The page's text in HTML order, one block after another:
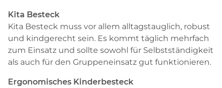
Kita Besteck
Kita Besteck muss vor allem alltagstauglich, robust
und kindgerecht sein. Es kommt täglich mehrfach
zum Einsatz und sollte sowohl für Selbstständigkeit
als auch für den Gruppeneinsatz gut funktionieren.
Ergonomisches Kinderbesteck